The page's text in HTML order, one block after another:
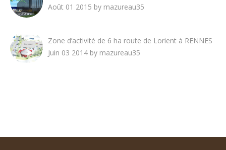
Août 01 2015 by mazureau35
Zone d’activité de 6 ha route de Lorient à RENNES
Juin 03 2014 by mazureau35